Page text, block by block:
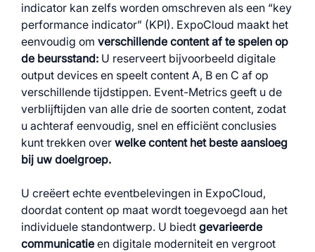
indicator kan zelfs worden omschreven als een “key
performance indicator” (KPI). ExpoCloud maakt het
eenvoudig om verschillende content af te spelen op
de beursstand: U reserveert bijvoorbeeld digitale
output devices en speelt content A, B en C af op
verschillende tijdstippen. Event-Metrics geeft u de
verblijftijden van alle drie de soorten content, zodat
u achteraf eenvoudig, snel en efficiënt conclusies
kunt trekken over welke content het beste aansloeg
bij uw doelgroep.
U creëert echte eventbelevingen in ExpoCloud,
doordat content op maat wordt toegevoegd aan het
individuele standontwerp. U biedt gevarieerde
communicatie en digitale moderniteit en vergroot